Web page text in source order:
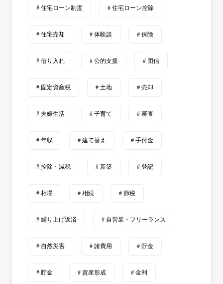
# 住宅ローン制度 # 住宅ローン控除
# 住宅売却 # 体験談 # 保険
# 借り入れ # 公的支援 # 団信
# 固定資産税 # 土地 # 売却
# 夫婦生活 # 子育て # 審査
# 年収 # 建て替え # 手付金
# 控除・減税 # 新築 # 登記
# 相場 # 相続 # 節税
# 繰り上げ返済 # 自営業・フリーランス
# 自然災害 # 諸費用 # 貯金
# 貯金 # 資産形成 # 金利